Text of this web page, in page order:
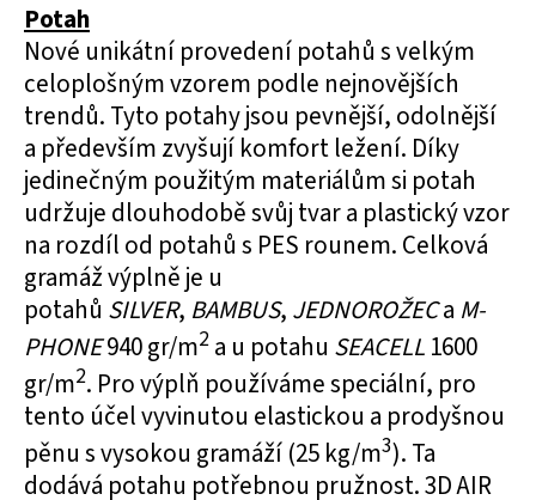
Potah
Nové unikátní provedení potahů s velkým
celoplošným vzorem podle nejnovějších
trendů. Tyto potahy jsou pevnější, odolnější
a především zvyšují komfort ležení. Díky
jedinečným použitým materiálům si potah
udržuje dlouhodobě svůj tvar a plastický vzor
na rozdíl od potahů s PES rounem. Celková
gramáž výplně je u
potahů SILVER, BAMBUS, JEDNOROŽECa M-
PHONE940 gr/m2 a u potahu SEACELL 1600
gr/m2. Pro výplň používáme speciální, pro
tento účel vyvinutou elastickou a prodyšnou
pěnu s vysokou gramáží (25 kg/m3). Ta
dodává potahu potřebnou pružnost. 3D AIR